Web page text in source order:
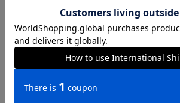
《パンツ》ウエスト表示80cm ウエスト
ップ101.2cm 股上23.5cm ワタリ幅
21.7cm 裾幅19.2cm
《ジレ》着丈56.5cm バスト102cm ウ
【(175cm-6DROP)A6】
《ジャケット》着丈74cm バスト